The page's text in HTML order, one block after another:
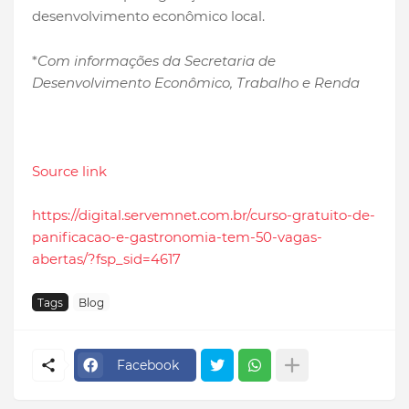
desenvolvimento econômico local.
*Com informações da Secretaria de
Desenvolvimento Econômico, Trabalho e Renda
Source link
https://digital.servemnet.com.br/curso-gratuito-de-
panificacao-e-gastronomia-tem-50-vagas-
abertas/?fsp_sid=4617
Tags Blog
Facebook